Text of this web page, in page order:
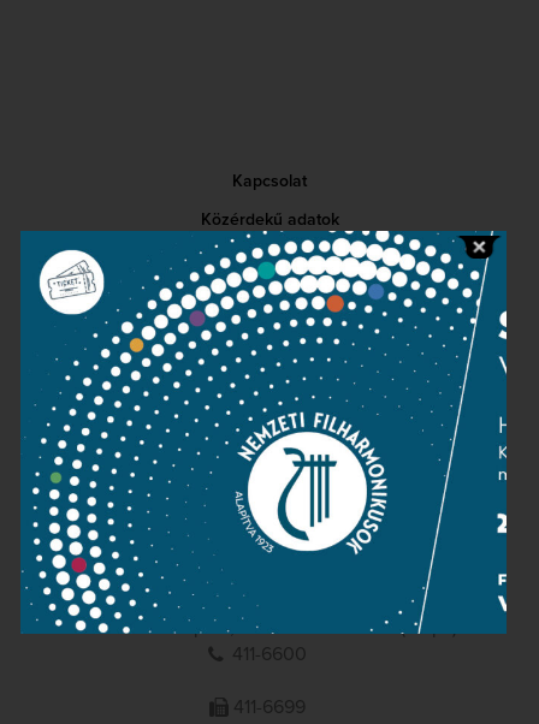
Kapcsolat
Közérdekű adatok
Sajtószoba
Adatvédelem
Impresszum
NEMZETI
FILHARMONIKUSOK
1095 Budapest, Komor Marcell u. 1. (Müpa)
411-6600
411-6699